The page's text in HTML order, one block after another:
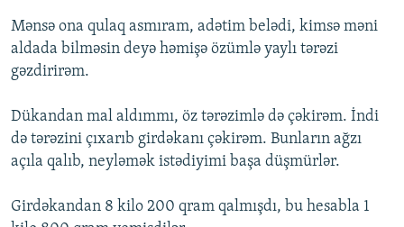
Mənsə ona qulaq asmıram, adətim belədi, kimsə məni
aldada bilməsin deyə həmişə özümlə yaylı tərəzi
gəzdirirəm.
Dükandan mal aldımmı, öz tərəzimlə də çəkirəm. İndi
də tərəzini çıxarıb girdəkanı çəkirəm. Bunların ağzı
açıla qalıb, neyləmək istədiyimi başa düşmürlər.
Girdəkandan 8 kilo 200 qram qalmışdı, bu hesabla 1